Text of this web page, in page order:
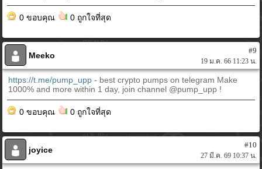
0 ขอบคุณ 0 ถูกใจที่สุด
Meeko
#9
19 ม.ค. 66 11:23 น.
https://t.me/pump_upp - best crypto pumps on telegram Make
1000% and more within 1 day, join channel @pump_upp !
0 ขอบคุณ 0 ถูกใจที่สุด
joyice
#10
27 มี.ค. 69 10:37 น.